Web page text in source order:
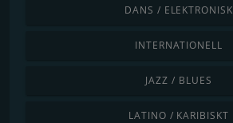
DANS / ELEKTRONISK
INTERNATIONELL
JAZZ / BLUES
LATINO / KARIBISKT